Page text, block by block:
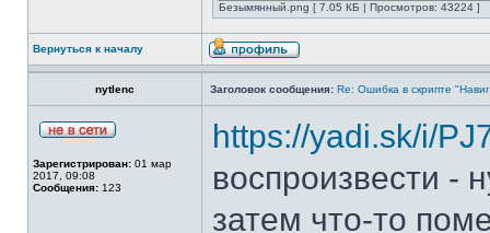
Безымянный.png [ 7.05 КБ | Просмотров: 43224 ]
Вернуться к началу
nytlenc Заголовок сообщения: Re: Ошибка в скрипте
Зарегистрирован: 01 мар
2017, 09:08
Сообщения: 123
https://yadi.sk/i/
воспроизвести -
затем что-то